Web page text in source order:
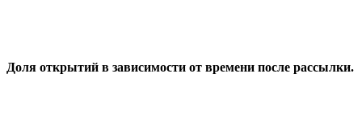
Доля открытий в зависимости от времени после рассылки.